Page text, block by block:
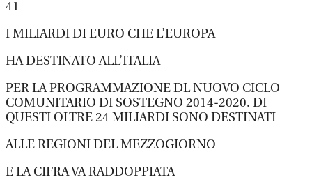
41
I MILIARDI DI EURO CHE L’EUROPA
HA DESTINATO ALL’ITALIA
PER LA PROGRAMMAZIONE DL NUOVO CICLO
COMUNITARIO DI SOSTEGNO 2014-2020. DI
QUESTI OLTRE 24 MILIARDI SONO DESTINATI
ALLE REGIONI DEL MEZZOGIORNO
E LA CIFRA VA RADDOPPIATA